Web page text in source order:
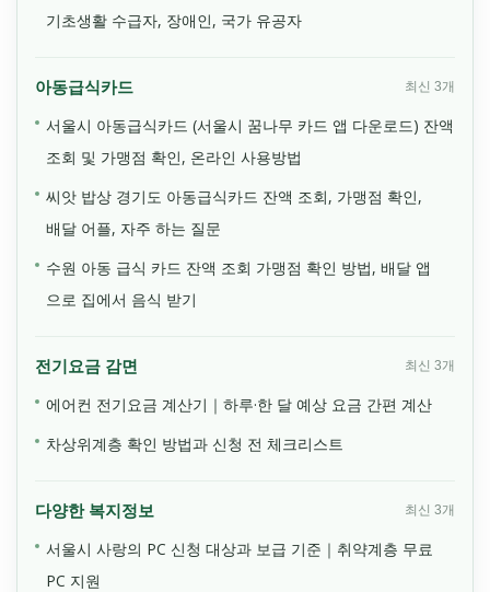
기초생활 수급자, 장애인, 국가 유공자
아동급식카드 최신 3개
서울시 아동급식카드 (서울시 꿈나무 카드 앱 다운로드) 잔액
조회 및 가맹점 확인, 온라인 사용방법
씨앗 밥상 경기도 아동급식카드 잔액 조회, 가맹점 확인,
배달 어플, 자주 하는 질문
수원 아동 급식 카드 잔액 조회 가맹점 확인 방법, 배달 앱
으로 집에서 음식 받기
전기요금 감면 최신 3개
에어컨 전기요금 계산기｜하루·한 달 예상 요금 간편 계산
차상위계층 확인 방법과 신청 전 체크리스트
다양한 복지정보 최신 3개
서울시 사랑의 PC 신청 대상과 보급 기준｜취약계층 무료
PC 지원